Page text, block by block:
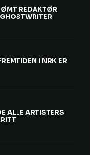
REDAKTØR
I NRK ER
ALLE ARTISTERS